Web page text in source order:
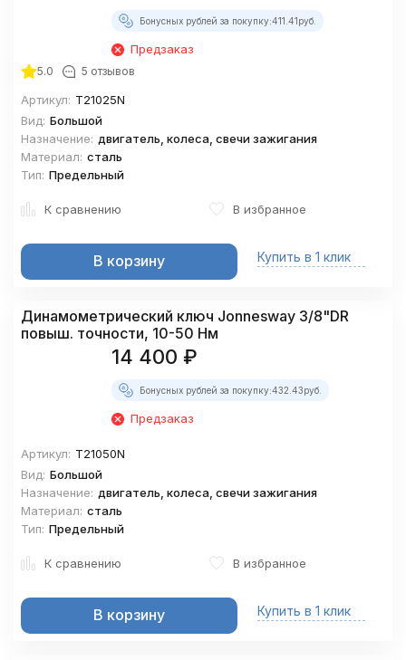
Бонусных рублей за покупку:411.41руб.
Предзаказ
5.0 5 отзывов
Артикул: T21025N
Вид: Большой
Назначение: двигатель, колеса, свечи зажигания
Материал: сталь
Тип: Предельный
К сравнению В избранное
В корзину Купить в 1 клик
Динамометрический ключ Jonnesway 3/8"DR
повыш. точности, 10-50 Нм
14 400 ₽
Бонусных рублей за покупку:432.43руб.
Предзаказ
Артикул: T21050N
Вид: Большой
Назначение: двигатель, колеса, свечи зажигания
Материал: сталь
Тип: Предельный
К сравнению В избранное
В корзину Купить в 1 клик